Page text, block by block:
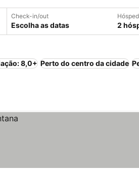
Check-in/out
Escolha as datas 2
8,0+ Perto do centro da cidade